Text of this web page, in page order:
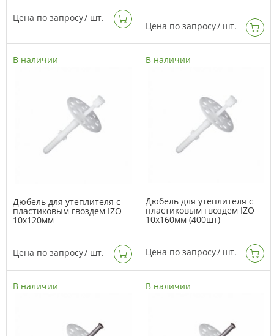
Цена по запросу/ шт.
Цена по запросу/ шт.
В наличии
Дюбель для утеплителя с
пластиковым гвоздем IZO
10х120мм
Цена по запросу/ шт.
В наличии
Дюбель для утеплителя с
пластиковым гвоздем IZO
10х160мм (400шт)
Цена по запросу/ шт.
В наличии В наличии